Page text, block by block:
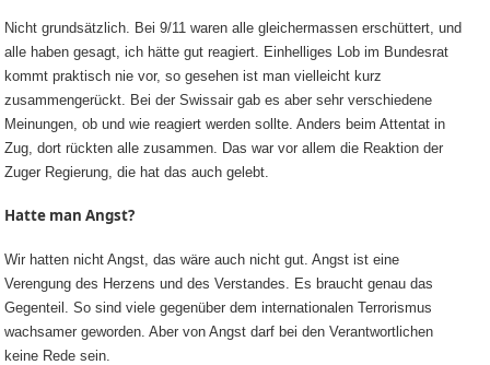
Nicht grundsätzlich. Bei 9/11 waren alle gleichermassen erschüttert, und
alle haben gesagt, ich hätte gut reagiert. Einhelliges Lob im Bundesrat
kommt praktisch nie vor, so gesehen ist man vielleicht kurz
zusammengerückt. Bei der Swissair gab es aber sehr verschiedene
Meinungen, ob und wie reagiert werden sollte. Anders beim Attentat in
Zug, dort rückten alle zusammen. Das war vor allem die Reaktion der
Zuger Regierung, die hat das auch gelebt.
Hatte man Angst?
Wir hatten nicht Angst, das wäre auch nicht gut. Angst ist eine
Verengung des Herzens und des Verstandes. Es braucht genau das
Gegenteil. So sind viele gegenüber dem internationalen Terrorismus
wachsamer geworden. Aber von Angst darf bei den Verantwortlichen
keine Rede sein.